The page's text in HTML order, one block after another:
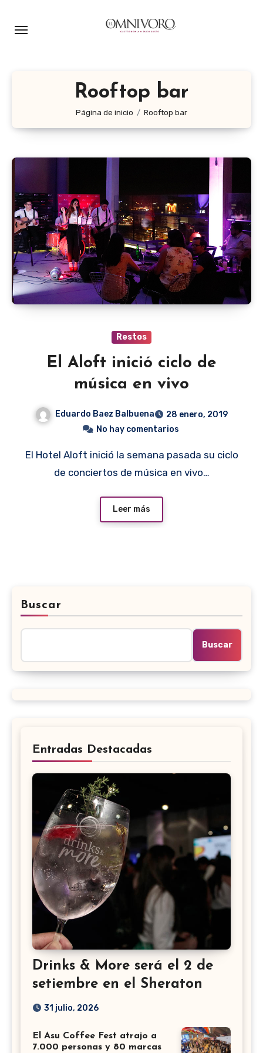
Rooftop bar
Página de inicio Rooftop bar
Restos
El Aloft inició ciclo de
música en vivo
Eduardo Baez Balbuena
28 enero, 2019
No hay comentarios
El Hotel Aloft inició la semana pasada su ciclo
de conciertos de música en vivo…
Leer más
Buscar
Buscar
Entradas Destacadas
Drinks & More será el 2 de
setiembre en el Sheraton
31 julio, 2026
El Asu Coffee Fest atrajo a
7.000 personas y 80 marcas